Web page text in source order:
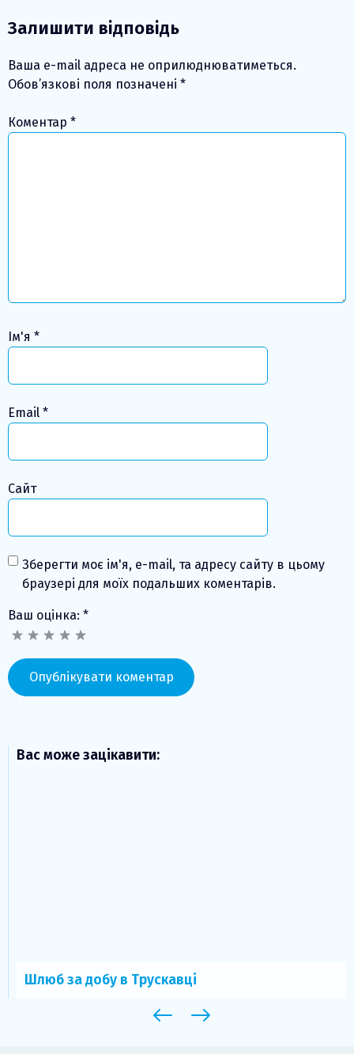
Залишити відповідь
Ваша e-mail адреса не оприлюднюватиметься.
Обов’язкові поля позначені *
Коментар *
Ім'я *
Email *
Сайт
Зберегти моє ім'я, e-mail, та адресу сайту в цьому
браузері для моїх подальших коментарів.
Ваш оцінка: *
Вас може зацікавити:
Шлюб за добу в Трускавці